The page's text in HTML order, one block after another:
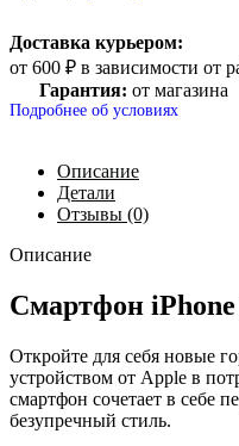
Доставка курьером:
от 600 ₽ в зависимости от
Гарантия: от магазина
Подробнее об условиях
Описание
Детали
Отзывы (0)
Описание
Смартфон iPhone
Откройте для себя новые
устройством от Apple в
смартфон сочетает в себе
безупречный стиль.